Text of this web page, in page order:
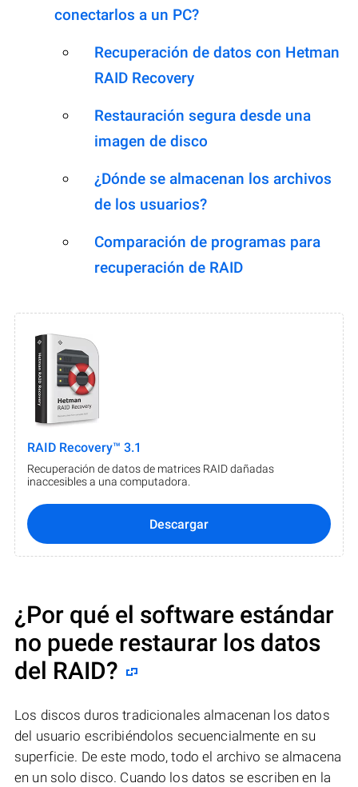
conectarlos a un PC?
Recuperación de datos con Hetman
RAID Recovery
Restauración segura desde una
imagen de disco
¿Dónde se almacenan los archivos
de los usuarios?
Comparación de programas para
recuperación de RAID
RAID Recovery™ 3.1
Recuperación de datos de matrices RAID dañadas
inaccesibles a una computadora.
Descargar
¿Por qué el software estándar
no puede restaurar los datos
del RAID?
Los discos duros tradicionales almacenan los datos
del usuario escribiéndolos secuencialmente en su
superficie. De este modo, todo el archivo se almacena
en un solo disco. Cuando los datos se escriben en la